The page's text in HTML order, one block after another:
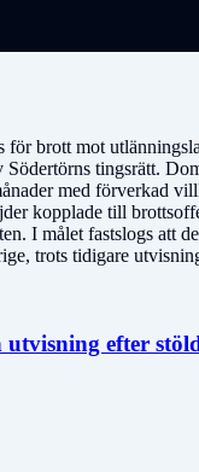
för brott mot
Södertörns tingsrätt.
med förverkad
kopplade till
I målet fastslogs att
trots tidigare
utvisning efter